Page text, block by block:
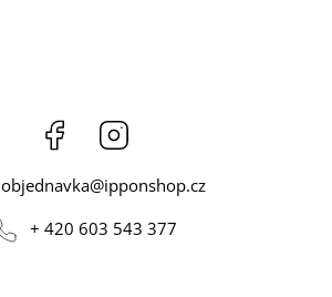
Facebook
objednavka@ipponshop.cz
+ 420 603 543 377